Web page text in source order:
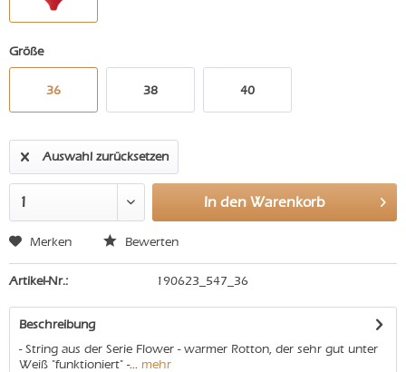
Größe
36 38 40
Auswahl zurücksetzen
In den Warenkorb
Merken Bewerten
Artikel-Nr.: 190623_547_36
Beschreibung
- String aus der Serie Flower - warmer Rotton, der sehr gut unter
Weiß "funktioniert" -... mehr